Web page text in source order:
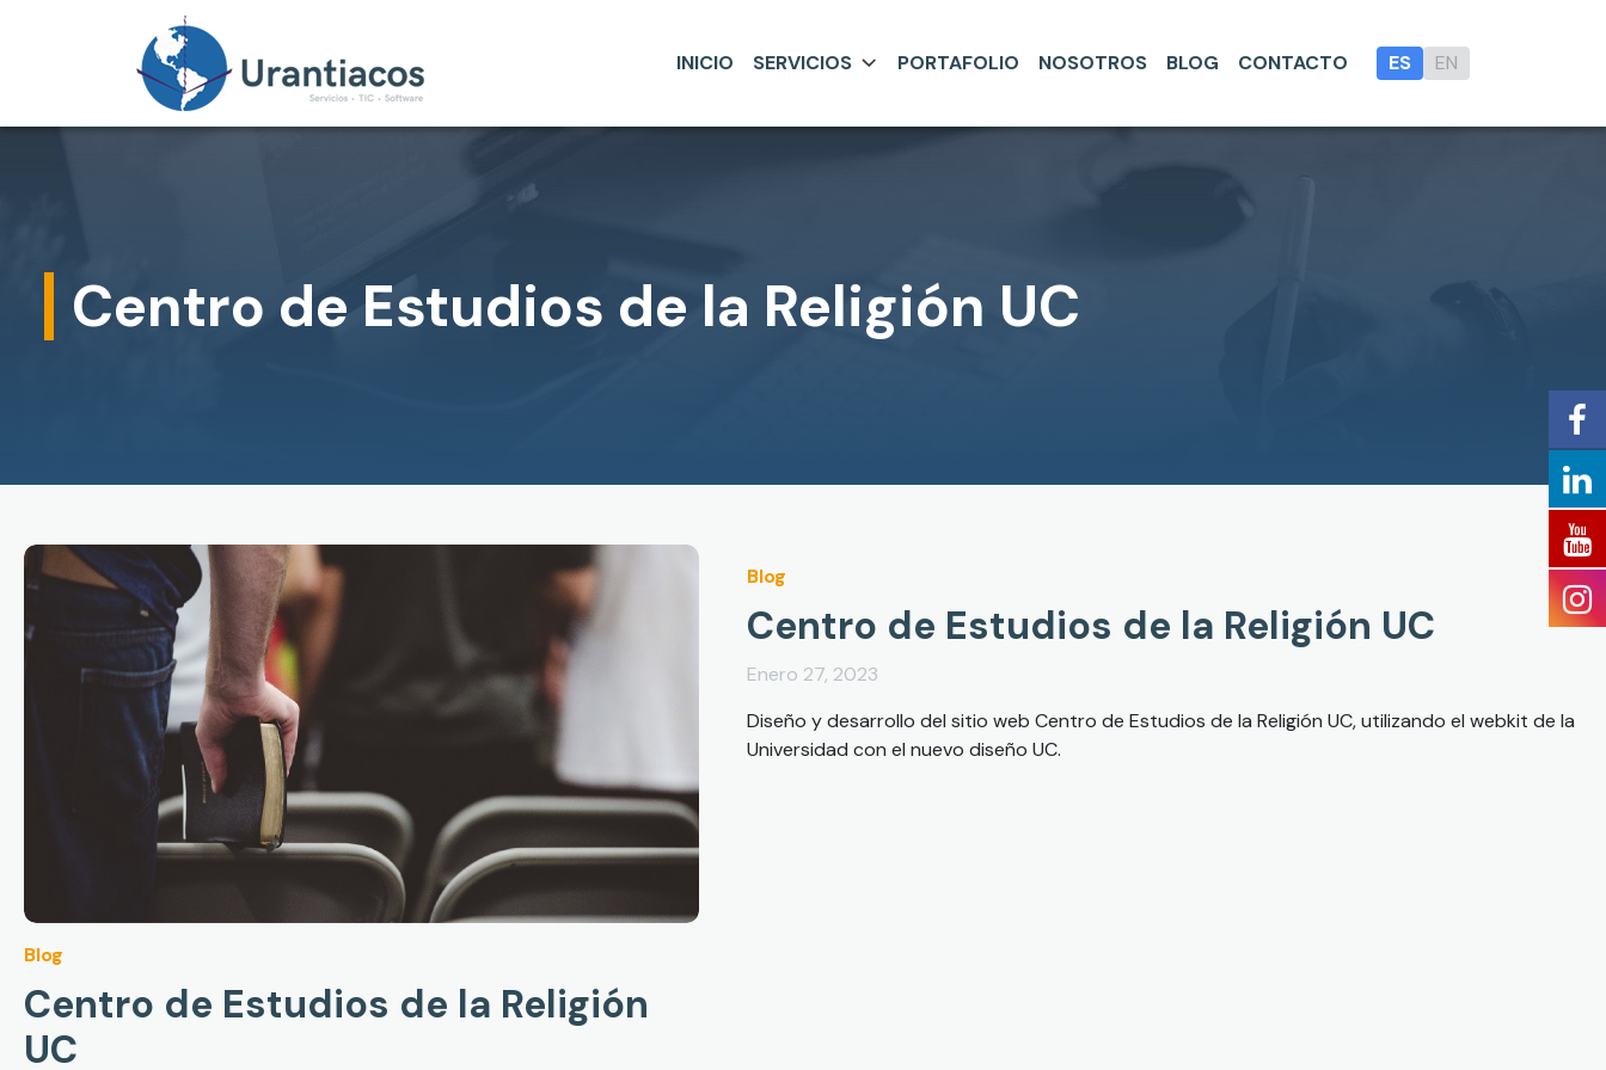
INICIO
SERVICIOS PORTAFOLIO NOSOTROS BLOG CONTACTO ES EN
Centro de Estudios de la Religión UC
Blog
Centro de Estudios de la Religión
UC
Blog
Centro de Estudios de la Religión UC
Enero 27, 2023
Diseño y desarrollo del sitio web Centro de Estudios de la Religión UC, utilizando el webkit de la
Universidad con el nuevo diseño UC.